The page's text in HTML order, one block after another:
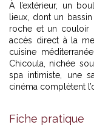
À l’extérieur, un
lieux, dont un
roche et un couloir
accès direct à la
cuisine
Chicoula, nichée
spa intimiste, une
cinéma complètent
Fiche pratique